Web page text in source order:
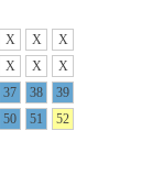
X X
X
X X
X
37 38
39
50 51
52